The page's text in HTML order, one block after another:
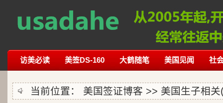
访美必读 美签DS-160 大鹤随笔 美国见闻 社
当前位置： 美国签证博客 >> 美国生子相